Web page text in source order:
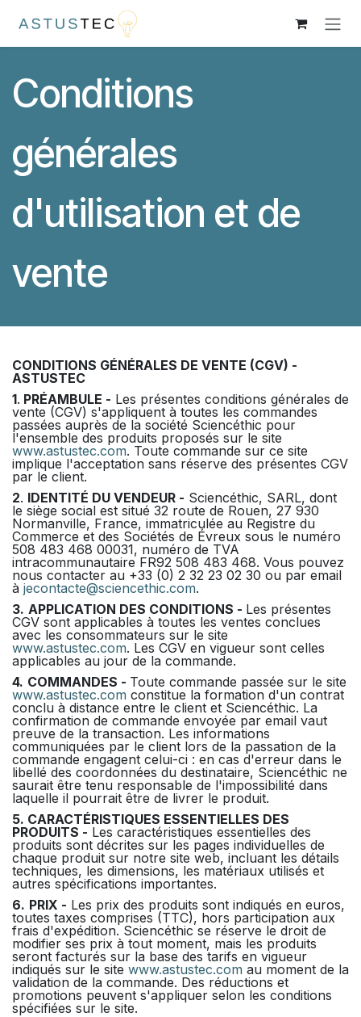
Se rendre au contenu
Conditions
générales
d'utilisation et de
vente
CONDITIONS GÉNÉRALES DE VENTE (CGV) -
ASTUSTEC
1. PRÉAMBULE - Les présentes conditions générales de
vente (CGV) s'appliquent à toutes les commandes
passées auprès de la société Sciencéthic pour
l'ensemble des produits proposés sur le site
www.astustec.com. Toute commande sur ce site
implique l'acceptation sans réserve des présentes CGV
par le client.
2. IDENTITÉ DU VENDEUR - Sciencéthic, SARL, dont
le siège social est situé 32 route de Rouen, 27 930
Normanville, France, immatriculée au Registre du
Commerce et des Sociétés de Évreux sous le numéro
508 483 468 00031, numéro de TVA
intracommunautaire FR92 508 483 468. Vous pouvez
nous contacter au +33 (0) 2 32 23 02 30 ou par email
à jecontacte@sciencethic.com.
3. APPLICATION DES CONDITIONS - Les présentes
CGV sont applicables à toutes les ventes conclues
avec les consommateurs sur le site
www.astustec.com. Les CGV en vigueur sont celles
applicables au jour de la commande.
4. COMMANDES - Toute commande passée sur le site
www.astustec.com constitue la formation d'un contrat
conclu à distance entre le client et Sciencéthic. La
confirmation de commande envoyée par email vaut
preuve de la transaction. Les informations
communiquées par le client lors de la passation de la
commande engagent celui-ci : en cas d'erreur dans le
libellé des coordonnées du destinataire, Sciencéthic ne
saurait être tenu responsable de l'impossibilité dans
laquelle il pourrait être de livrer le produit.
5. CARACTÉRISTIQUES ESSENTIELLES DES
PRODUITS - Les caractéristiques essentielles des
produits sont décrites sur les pages individuelles de
chaque produit sur notre site web, incluant les détails
techniques, les dimensions, les matériaux utilisés et
autres spécifications importantes.
6. PRIX - Les prix des produits sont indiqués en euros,
toutes taxes comprises (TTC), hors participation aux
frais d'expédition. Sciencéthic se réserve le droit de
modifier ses prix à tout moment, mais les produits
seront facturés sur la base des tarifs en vigueur
indiqués sur le site www.astustec.com au moment de la
validation de la commande. Des réductions et
promotions peuvent s'appliquer selon les conditions
spécifiées sur le site.